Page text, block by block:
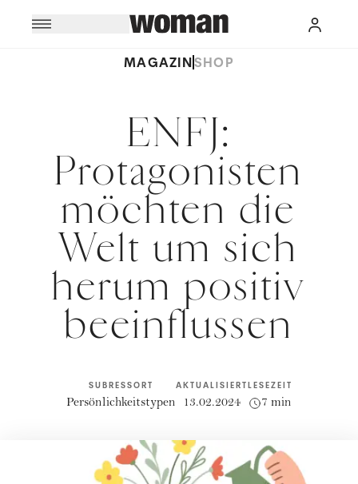
MAGAZINSHOP
ENFJ:
Protagonisten
möchten die
Welt um sich
herum positiv
beeinflussen
SUBRESSORT
Persönlichkeitstypen
AKTUALISIERT
13.02.2024
LESEZEIT
7 min